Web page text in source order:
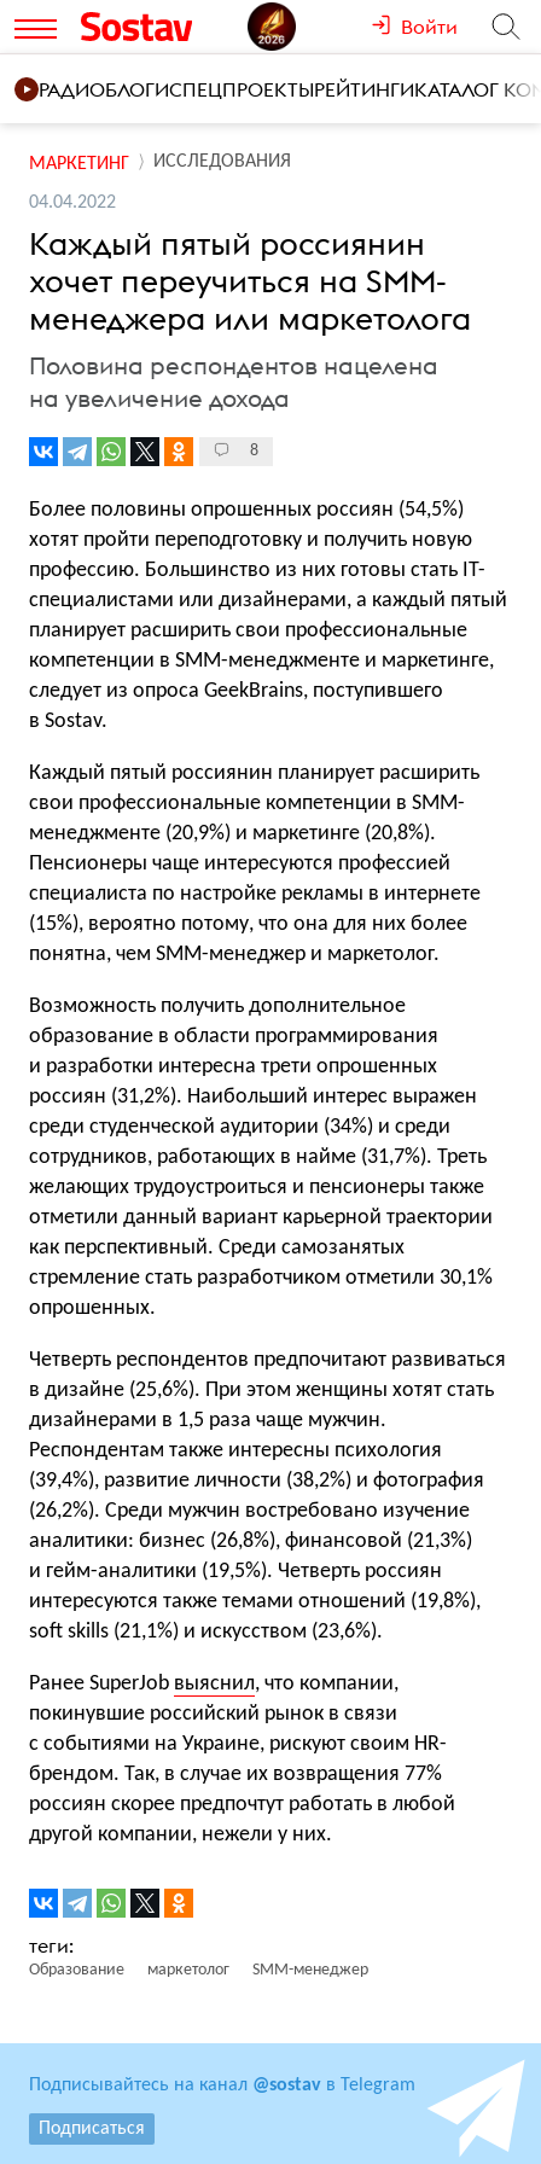
Войти
РАДИОБЛОГИСПЕЦПРОЕКТЫРЕЙТИНГИКАТАЛОГ
МАРКЕТИНГ ИССЛЕДОВАНИЯ
04.04.2022
Каждый пятый россиянин
хочет переучиться на SMM-
менеджера или маркетолога
Половина респондентов нацелена
на увеличение дохода
8
Более половины опрошенных россиян (54,5%)
хотят пройти переподготовку и получить новую
профессию. Большинство из них готовы стать IT-
специалистами или дизайнерами, а каждый пятый
планирует расширить свои профессиональные
компетенции в SMM-менеджменте и маркетинге,
следует из опроса GeekBrains, поступившего
в Sostav.
Каждый пятый россиянин планирует расширить
свои профессиональные компетенции в SMM-
менеджменте (20,9%) и маркетинге (20,8%).
Пенсионеры чаще интересуются профессией
специалиста по настройке рекламы в интернете
(15%), вероятно потому, что она для них более
понятна, чем SMM-менеджер и маркетолог.
Возможность получить дополнительное
образование в области программирования
и разработки интересна трети опрошенных
россиян (31,2%). Наибольший интерес выражен
среди студенческой аудитории (34%) и среди
сотрудников, работающих в найме (31,7%). Треть
желающих трудоустроиться и пенсионеры также
отметили данный вариант карьерной траектории
как перспективный. Среди самозанятых
стремление стать разработчиком отметили 30,1%
опрошенных.
Четверть респондентов предпочитают развиваться
в дизайне (25,6%). При этом женщины хотят стать
дизайнерами в 1,5 раза чаще мужчин.
Респондентам также интересны психология
(39,4%), развитие личности (38,2%) и фотография
(26,2%). Среди мужчин востребовано изучение
аналитики: бизнес (26,8%), финансовой (21,3%)
и гейм-аналитики (19,5%). Четверть россиян
интересуются также темами отношений (19,8%),
soft skills (21,1%) и искусством (23,6%).
Ранее SuperJob выяснил, что компании,
покинувшие российский рынок в связи
с событиями на Украине, рискуют своим HR-
брендом. Так, в случае их возвращения 77%
россиян скорее предпочтут работать в любой
другой компании, нежели у них.
Образование маркетолог SMM-менеджер
Подписывайтесь на канал @sostav в Telegram
Подписаться